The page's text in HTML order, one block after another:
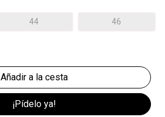
44 46
¡Pídelo ya!